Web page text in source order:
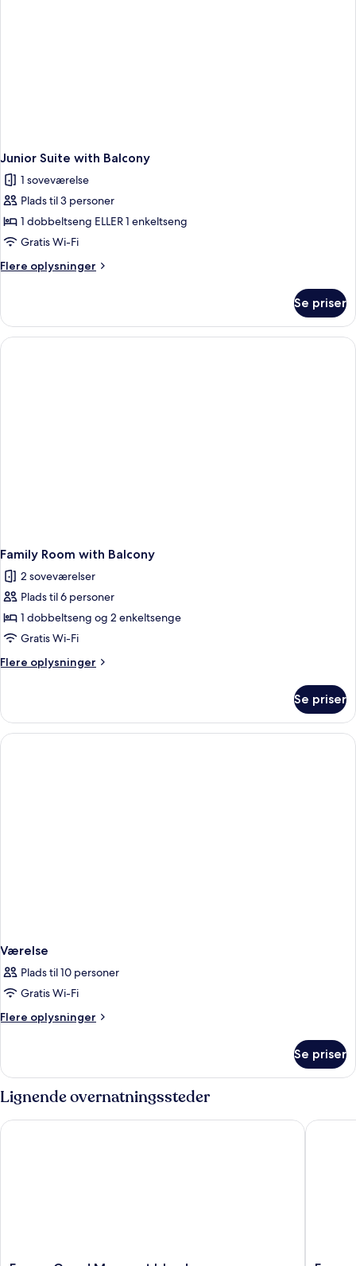
Junior Suite with Balcony
1 soveværelse
Plads til 3 personer
1 dobbeltseng ELLER 1 enkeltseng
Gratis Wi-Fi
Flere oplysninger
Flere
Suite
with
Balcony
Se priser
Family Room with Balcony
2 soveværelser
Plads til 6 personer
1 dobbeltseng og 2 enkeltsenge
Gratis Wi-Fi
Flere oplysninger
Flere
Room
with
Balcony
Se priser
Værelse
Plads til 10 personer
Gratis Wi-Fi
Flere oplysninger
Flere
Se priser
Lignende overnatningssteder
Ensana Grand Margaret Island Ensana